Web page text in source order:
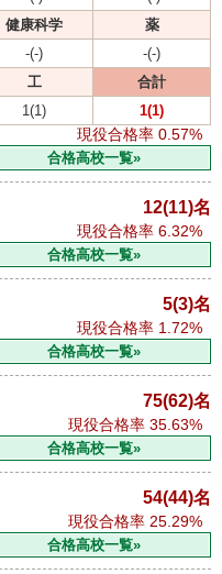
健康科学
薬
-(-)
-(-)
工
合計
1(1) 1(1)
現役合格率 0.57%
合格高校一覧»
12(11)名
現役合格率 6.32%
合格高校一覧»
5(3)名
現役合格率 1.72%
合格高校一覧»
75(62)名
現役合格率 35.63%
合格高校一覧»
54(44)名
現役合格率 25.29%
合格高校一覧»